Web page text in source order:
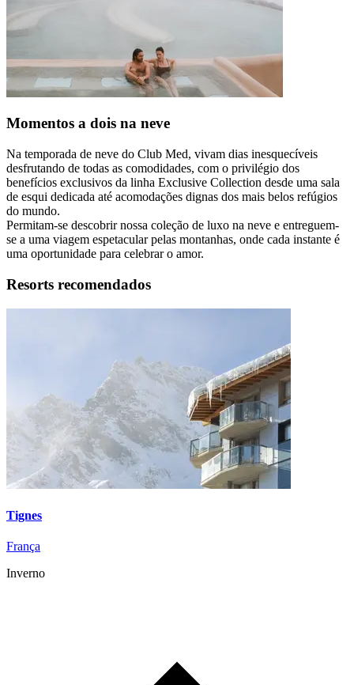
Momentos a dois na neve
Na temporada de neve do Club Med, vivam dias inesquecíveis
desfrutando de todas as comodidades, com o privilégio dos
benefícios exclusivos da linha Exclusive Collection desde uma sala
de esqui dedicada até acomodações dignas dos mais belos refúgios
do mundo.
Permitam-se descobrir nossa coleção de luxo na neve e entreguem-
se a uma viagem espetacular pelas montanhas, onde cada instante é
uma oportunidade para celebrar o amor.
Resorts recomendados
Tignes
França
Inverno